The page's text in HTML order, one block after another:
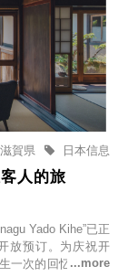
滋賀県 日本信息
人的旅
Yado Kihe”已正
放预订。为庆祝开
一次的回忆之旅”活